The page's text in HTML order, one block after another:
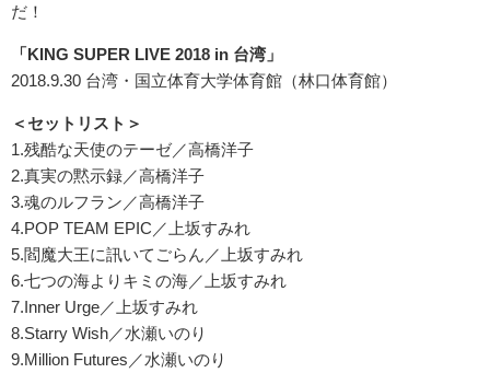
だ！
「KING SUPER LIVE 2018 in 台湾」
2018.9.30 台湾・国立体育大学体育館（林口体育館）
＜セットリスト＞
1.残酷な天使のテーゼ／高橋洋子
2.真実の黙示録／高橋洋子
3.魂のルフラン／高橋洋子
4.POP TEAM EPIC／上坂すみれ
5.閻魔大王に訊いてごらん／上坂すみれ
6.七つの海よりキミの海／上坂すみれ
7.Inner Urge／上坂すみれ
8.Starry Wish／水瀬いのり
9.Million Futures／水瀬いのり